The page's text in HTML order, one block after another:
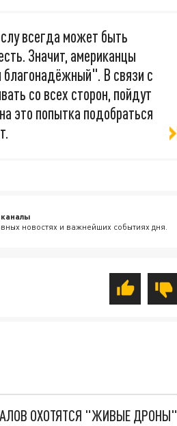
всегда может быть
Значит, американцы
благонадёжный". В связи с
со всех сторон, пойдут
это попытка подобраться
новостях и важнейших событиях дня.
ОХОТЯТСЯ "ЖИВЫЕ ДРОНЫ"